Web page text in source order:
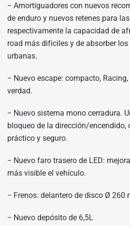
− Amortiguadores con nuevos
de enduro y nuevos retenes para
respectivamente la capacidad de
road más difíciles y de absorber
urbanas.
− Nuevo escape: compacto,
verdad.
− Nuevo sistema mono cerradura.
bloqueo de la dirección/
práctico y seguro.
− Nuevo faro trasero de LED:
más visible el vehículo.
− Frenos: delantero de disco Ø 260
− Nuevo depósito de 6,5L